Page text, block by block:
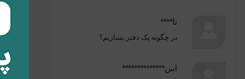
نا****
در چگونه یک دفتر بسازیم؟
اس**************